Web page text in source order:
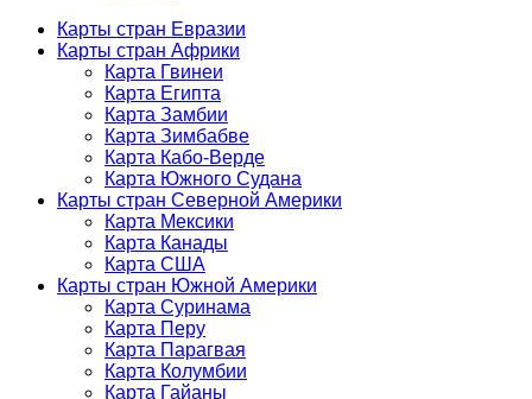
Карты стран Евразии
Карты стран Африки
Карта Гвинеи
Карта Египта
Карта Замбии
Карта Зимбабве
Карта Кабо-Верде
Карта Южного Судана
Карты стран Северной Америки
Карта Мексики
Карта Канады
Карта США
Карты стран Южной Америки
Карта Суринама
Карта Перу
Карта Парагвая
Карта Колумбии
Карта Гайаны